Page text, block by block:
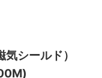
シールド）